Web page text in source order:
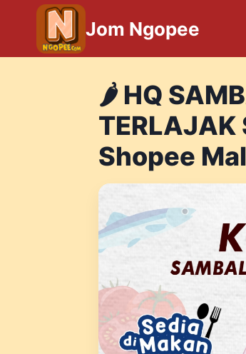
content
Jom Ngopee
🌶 HQ
TERLAJAK
Shopee